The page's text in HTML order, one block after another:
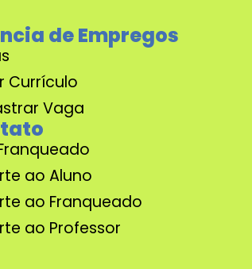
de Empregos
Currículo
Vaga
ao Aluno
ao Franqueado
ao Professor